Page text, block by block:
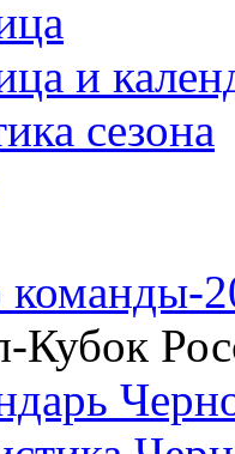
и
сезона
Кубок